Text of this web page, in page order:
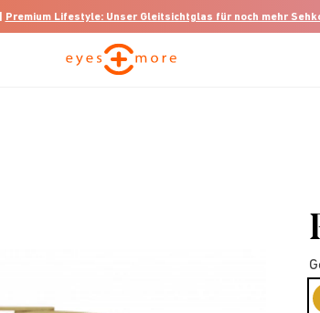
Premium Lifestyle: Unser Gleitsichtglas für noch mehr